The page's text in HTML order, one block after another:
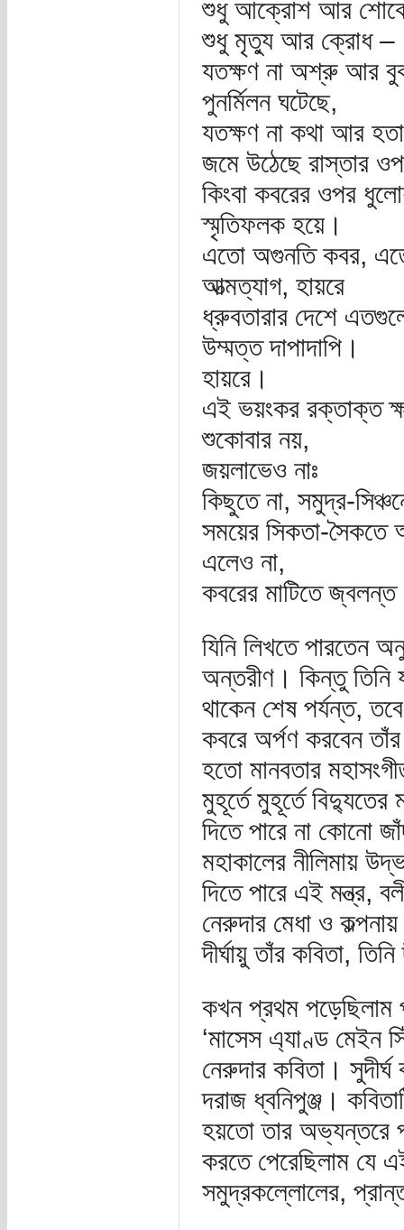
শুধু আক্রোশ আর
শুধু মৃত্যু আর ক্রোধ –
যতক্ষণ না অশ্রু আর
পুনর্মিলন ঘটেছে,
যতক্ষণ না কথা আর
জমে উঠেছে রাস্তার
কিংবা কবরের ওপর
স্মৃতিফলক হয়ে।
এতো অগুনতি কবর,
আত্মত্যাগ, হায়রে
ধ্রুবতারার দেশে
উম্মত্ত দাপাদাপি।
হায়রে।
এই ভয়ংকর রক্তাক্ত
শুকোবার নয়,
জয়লাভেও নাঃ
কিছুতে না, সমুদ্র-
সময়ের সিকতা-সৈকতে
এলেও না,
কবরের মাটিতে
যিনি লিখতে পারতেন
অন্তরীণ। কিন্তু তিনি
থাকেন শেষ পর্যন্ত,
কবরে অর্পণ করবেন
হতো মানবতার
মুহূর্তে মুহূর্তে
দিতে পারে না কোনো
মহাকালের নীলিমায়
দিতে পারে এই মন্ত্র,
নেরুদার মেধা ও
দীর্ঘায়ু তাঁর কবিতা,
কখন প্রথম পড়েছিলাম
‘মাসেস এ্যাণ্ড মেইন
নেরুদার কবিতা।
দরাজ ধ্বনিপুঞ্জ।
হয়তো তার অভ্যন্তরে
করতে পেরেছিলাম
সমুদ্রকল্লোলের,